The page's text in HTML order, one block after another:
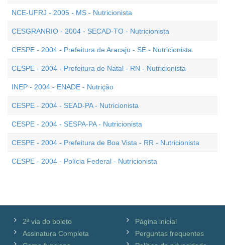
NCE-UFRJ - 2005 - MS - Nutricionista
CESGRANRIO - 2004 - SECAD-TO - Nutricionista
CESPE - 2004 - Prefeitura de Aracaju - SE - Nutricionista
CESPE - 2004 - Prefeitura de Natal - RN - Nutricionista
INEP - 2004 - ENADE - Nutrição
CESPE - 2004 - SEAD-PA - Nutricionista
CESPE - 2004 - SESPA-PA - Nutricionista
CESPE - 2004 - Prefeitura de Boa Vista - RR - Nutricionista
CESPE - 2004 - Polícia Federal - Nutricionista
2ª via do boleto
Assinatura Completa
Página inicial
Perguntas frequentes